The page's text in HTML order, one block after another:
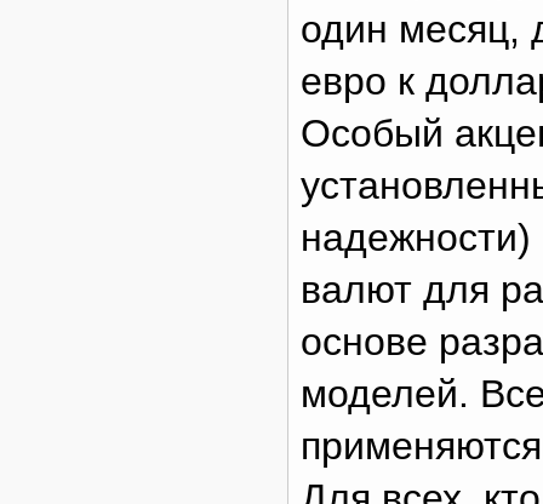
один месяц,
евро к
Особый
надежности)
валют для
основе
моделей.